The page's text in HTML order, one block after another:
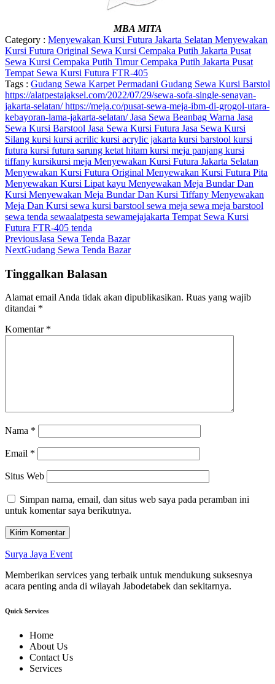
MBA MITA
Category : Menyewakan Kursi Futura Jakarta Selatan Menyewakan
Kursi Futura Original Sewa Kursi Cempaka Putih Jakarta Pusat
Sewa Kursi Cempaka Putih Timur Cempaka Putih Jakarta Pusat
Tempat Sewa Kursi Futura FTR-405
Tags : Gudang Sewa Karpet Permadani Gudang Sewa Kursi Barstol
https://alatpestajaksel.com/2022/07/29/sewa-sofa-single-senayan-
jakarta-selatan/https://meja.co/pusat-sewa-meja-ibm-di-grogol-utara-
kebayoran-lama-jakarta-selatan/Jasa Sewa Beanbag Warna Jasa
Sewa Kursi Barstool Jasa Sewa Kursi Futura Jasa Sewa Kursi
Silang kursi kursi acrilic kursi acrylic jakarta kursi barstool kursi
futura kursi futura sarung ketat hitam kursi meja panjang kursi
tiffany kursikursi meja Menyewakan Kursi Futura Jakarta Selatan
Menyewakan Kursi Futura Original Menyewakan Kursi Futura Pita
Menyewakan Kursi Lipat kayu Menyewakan Meja Bundar Dan
Kursi Menyewakan Meja Bundar Dan Kursi Tiffany Menyewakan
Meja Dan Kursi sewa kursi barstool sewa meja sewa meja barstool
sewa tenda sewaalatpesta sewamejajakarta Tempat Sewa Kursi
Futura FTR-405 tenda
PreviousJasa Sewa Tenda Bazar
NextGudang Sewa Tenda Bazar
Tinggalkan Balasan
Alamat email Anda tidak akan dipublikasikan. Ruas yang wajib
ditandai *
Komentar *
Nama *
Email *
Situs Web
Simpan nama, email, dan situs web saya pada peramban ini
untuk komentar saya berikutnya.
Surya Jaya Event
Memberikan services yang terbaik untuk mendukung suksesnya
acara penting anda di wilayah Jabodetabek dan sekitarnya.
Quick Services
Home
About Us
Contact Us
Services